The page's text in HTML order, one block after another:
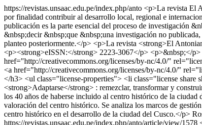
https://revistas.unsaac.edu.pe/index.php/anto <p>La revista El
por finalidad contribuir al desarrollo local, regional e
publicación es la parte esencial del proceso de investigación
&nbsp;decir &nbsp;que &nbsp;una investigación no
planteo posteriormente.</p> <p>La revista <strong>El
<p><strong>eISSN:</strong> 2223-3067</p> <p>&nbsp;</p>
href="http://creativecommons.org/licenses/by-nc/4.0/"
<a href="http://creativecommons.org/licenses/by-nc/4.0/"
</h3> <ul class="license-properties"> <li class="license
<strong>Adaptarse</strong> : remezclar, transformar y
los 40 años de haberse incluido al centro histórico de la
valoración del centro histórico. Se analiza los marcos de
centro histórico en el desarrollo de la ciudad del Cusco.</p>
https://revistas.unsaac.edu.pe/index.php/anto/article/view/1578